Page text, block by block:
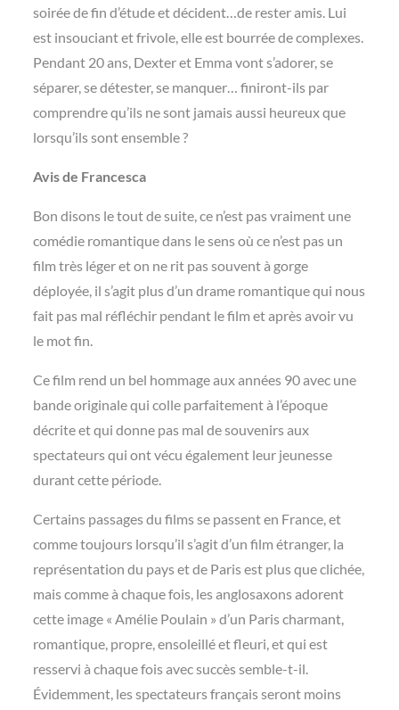
soirée de fin d’étude et décident…de rester amis. Lui
est insouciant et frivole, elle est bourrée de complexes.
Pendant 20 ans, Dexter et Emma vont s’adorer, se
séparer, se détester, se manquer… finiront-ils par
comprendre qu’ils ne sont jamais aussi heureux que
lorsqu’ils sont ensemble ?
Avis de Francesca
Bon disons le tout de suite, ce n’est pas vraiment une
comédie romantique dans le sens où ce n’est pas un
film très léger et on ne rit pas souvent à gorge
déployée, il s’agit plus d’un drame romantique qui nous
fait pas mal réfléchir pendant le film et après avoir vu
le mot fin.
Ce film rend un bel hommage aux années 90 avec une
bande originale qui colle parfaitement à l’époque
décrite et qui donne pas mal de souvenirs aux
spectateurs qui ont vécu également leur jeunesse
durant cette période.
Certains passages du films se passent en France, et
comme toujours lorsqu’ils’agit d’un film étranger, la
représentation du pays et de Paris est plus que clichée,
mais comme à chaque fois, les anglosaxons adorent
cette image « Amélie Poulain » d’un Paris charmant,
romantique, propre, ensoleillé et fleuri, et qui est
resservi à chaque fois avec succès semble-t-il.
Évidemment, les spectateurs français seront moins